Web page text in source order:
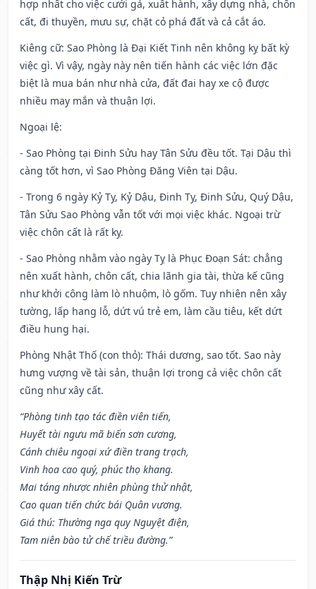
hợp nhất cho việc cưới gả, xuất hành, xây dựng nhà, chôn
cất, đi thuyền, mưu sự, chặt cỏ phá đất và cả cắt áo.
Kiêng cữ: Sao Phòng là Đại Kiết Tinh nên không kỵ bất kỳ
việc gì. Vì vậy, ngày này nên tiến hành các việc lớn đặc
biệt là mua bán như nhà cửa, đất đai hay xe cộ được
nhiều may mắn và thuận lợi.
Ngoại lệ:
- Sao Phòng tại Đinh Sửu hay Tân Sửu đều tốt. Tại Dậu thì
càng tốt hơn, vì Sao Phòng Đăng Viên tại Dậu.
- Trong 6 ngày Kỷ Tỵ, Kỷ Dậu, Đinh Tỵ, Đinh Sửu, Quý Dậu,
Tân Sửu Sao Phòng vẫn tốt với mọi việc khác. Ngoại trừ
việc chôn cất là rất kỵ.
- Sao Phòng nhằm vào ngày Tỵ là Phục Đoạn Sát: chẳng
nên xuất hành, chôn cất, chia lãnh gia tài, thừa kế cũng
như khởi công làm lò nhuộm, lò gốm. Tuy nhiên nên xây
tường, lấp hang lỗ, dứt vú trẻ em, làm cầu tiêu, kết dứt
điều hung hại.
Phòng Nhật Thố (con thỏ): Thái dương, sao tốt. Sao này
hưng vượng về tài sản, thuận lợi trong cả việc chôn cất
cũng như xây cất.
“Phòng tinh tạo tác điền viên tiến,
Huyết tài ngưu mã biến sơn cương,
Cánh chiêu ngoại xứ điền trang trạch,
Vinh hoa cao quý, phúc thọ khang.
Mai táng nhược nhiên phùng thử nhật,
Cao quan tiến chức bái Quân vương.
Giá thú: Thường nga quy Nguyệt điện,
Tam niên bào tử chế triều đường.”
Thập Nhị Kiến Trừ